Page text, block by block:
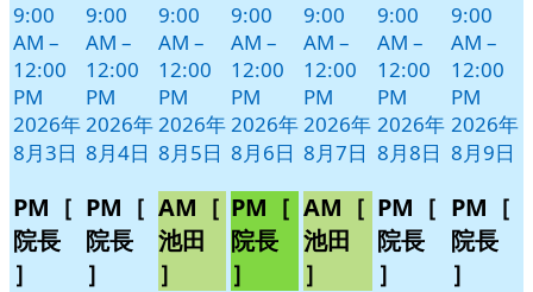
9:00
AM –
12:00
PM
2026年
8月3日
PM［
院長
］
9:00
AM –
12:00
PM
2026年
8月4日
PM［
院長
］
9:00
AM –
12:00
PM
2026年
8月5日
AM［
池田
］
9:00
AM –
12:00
PM
2026年
8月6日
PM［
院長
］
9:00
AM –
12:00
PM
2026年
8月7日
AM［
池田
］
9:00
AM –
12:00
PM
2026年
8月8日
PM［
院長
］
9:00
AM –
12:00
PM
2026年
8月9日
PM［
院長
］